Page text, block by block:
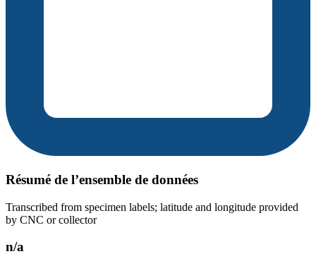
Résumé de l’ensemble de données
Transcribed from specimen labels; latitude and longitude provided
by CNC or collector
n/a